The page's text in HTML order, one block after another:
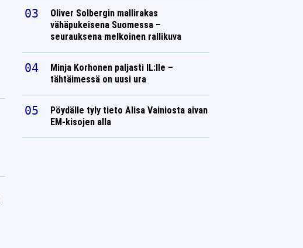
Oliver Solbergin mallirakas
vähäpukeisena Suomessa –
seurauksena melkoinen rallikuva
Minja Korhonen paljasti IL:lle –
tähtäimessä on uusi ura
Pöydälle tyly tieto Alisa Vainiosta aivan
EM-kisojen alla